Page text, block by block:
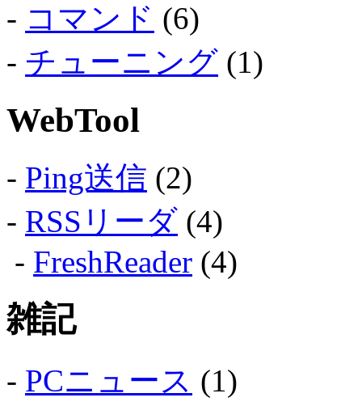
- コマンド (6)
- チューニング (1)
WebTool
- Ping送信 (2)
- RSSリーダ (4)
- FreshReader (4)
雑記
- PCニュース (1)